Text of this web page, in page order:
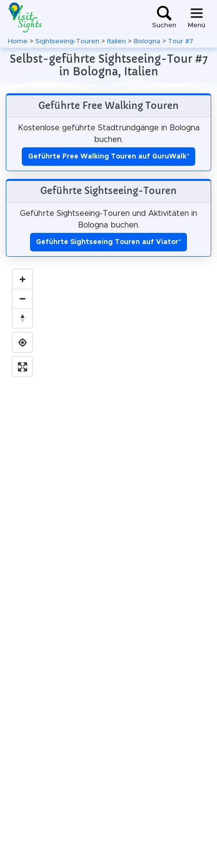
Suchen Menü
Home > Sightseeing-Touren > Italien > Bologna > Tour #7
Selbst-geführte Sightseeing-Tour #7
in Bologna, Italien
Geführte Free Walking Touren
Kostenlose geführte Stadtrundgänge in Bologna
buchen.
Geführte Free Walking Touren auf GuruWalk*
Geführte Sightseeing-Touren
Geführte Sightseeing-Touren und Aktivitäten in
Bologna buchen.
Geführte Sightseeing Touren auf Viator*